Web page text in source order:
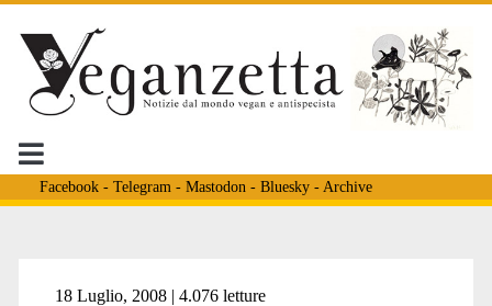
Facebook- Telegram - Mastodon - Bluesky- Archive
Tag:
18 Luglio, 2008 | 4.076 letture